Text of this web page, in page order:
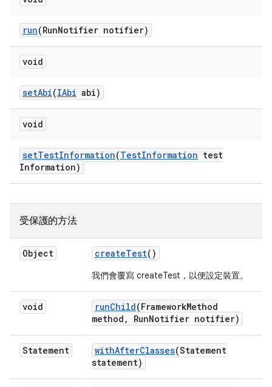
run(RunNotifier notifier)
void
setAbi(IAbi abi)
void
setTestInformation(TestInformation test
Information)
受保護的方法
Object createTest()
我們會覆寫 createTest，以便設定裝置。
void runChild(FrameworkMethod
method , RunNotifier notifier)
Statement withAfterClasses(Statement
statement)